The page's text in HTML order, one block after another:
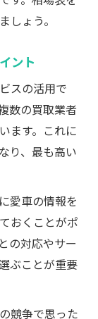
しょう。
ント
スの活用で
数の買取業者
ます。これに
り、最も高い
愛車の情報を
おくことがポ
の対応やサー
ぶことが重要
競争で思った